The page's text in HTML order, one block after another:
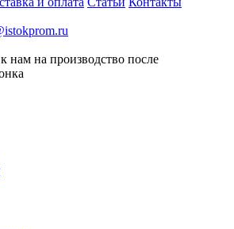
нам на производство после